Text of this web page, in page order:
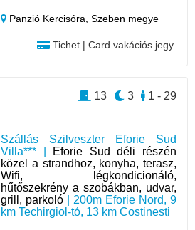
Panzió Kercisóra,Szeben megye
Tichet | Card vakációs jegy
Szállás Szilveszter Eforie Sud
Villa*** |
Eforie Sud déli részén
közel a strandhoz, konyha, terasz,
Wifi, légkondicionáló,
hűtőszekrény a szobákban, udvar,
grill, parkoló | 200m Eforie Nord, 9
km Techirgiol-tó, 13 km Costinesti
1 - 29
3
13